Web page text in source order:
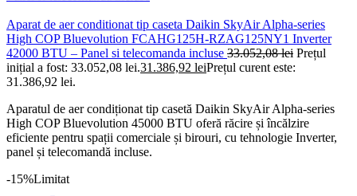
Aparat de aer conditionat tip caseta Daikin SkyAir Alpha-series
High COP Bluevolution FCAHG125H-RZAG125NY1 Inverter
42000 BTU – Panel si telecomanda incluse 33.052,08lei Prețul
inițial a fost: 33.052,08 lei.31.386,92 leiPrețul curent este:
31.386,92 lei.
Aparatul de aer condiționat tip casetă Daikin SkyAir Alpha-series
High COP Bluevolution 45000 BTU oferă răcire și încălzire
eficiente pentru spații comerciale și birouri, cu tehnologie Inverter,
panel și telecomandă incluse.
-15%Limitat